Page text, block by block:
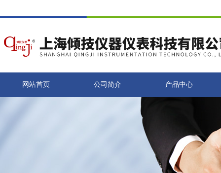
网站首页 公司简介 产品中心